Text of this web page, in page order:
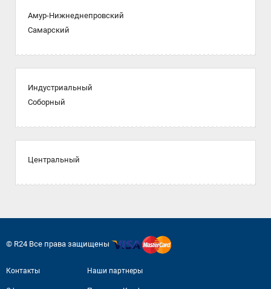
Амур-Нижнеднепровский
Самарский
Индустриальный
Соборный
Центральный
© R24 Все права защищены
Контакты Наши партнеры